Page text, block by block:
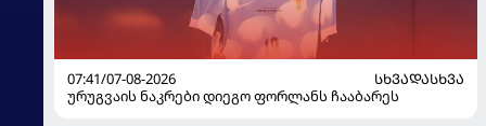
07:41/07-08-2026
ᲡᲮᲕᲐᲓᲐᲡᲮᲕᲐ
ურუგვაის ნაკრები დიეგო ფორლანს ჩააბარეს